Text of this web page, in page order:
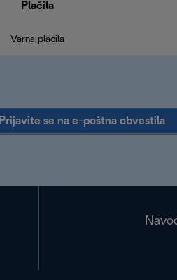
Plačila
Varna plačila
Prijavite se na e-poštna obvestila